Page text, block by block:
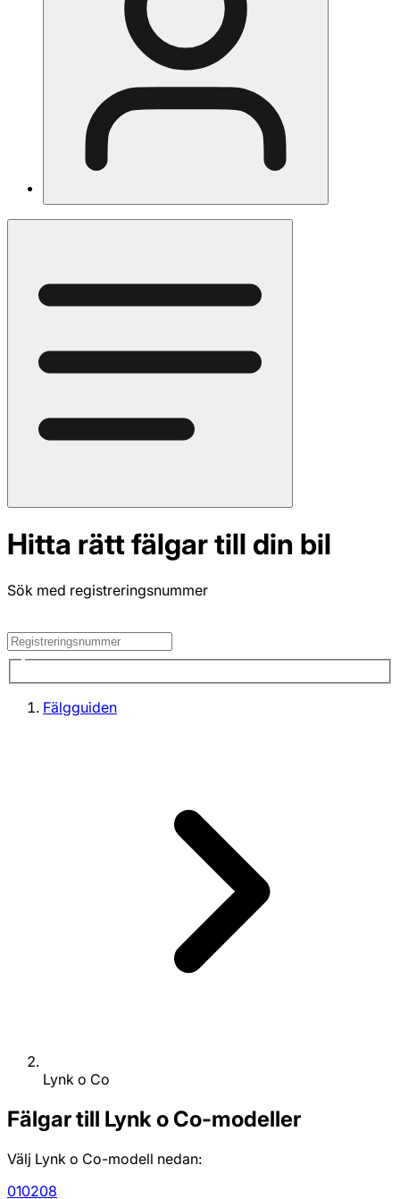
Hitta rätt fälgar till din bil
Sök med registreringsnummer
Fälgguiden
Lynk o Co
Fälgar till Lynk o Co-modeller
Välj Lynk o Co-modell nedan:
010208